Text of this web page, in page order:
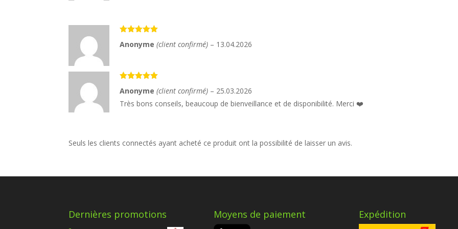
5
Anonyme(client confirmé) – 13.04.2026
5
Anonyme(client confirmé) – 25.03.2026
Très bons conseils, beaucoup de bienveillance et de disponibilité. Merci ❤️
Seuls les clients connectés ayant acheté ce produit ont la possibilité de laisser un avis.
Dernières promotions Moyens de paiement Expédition